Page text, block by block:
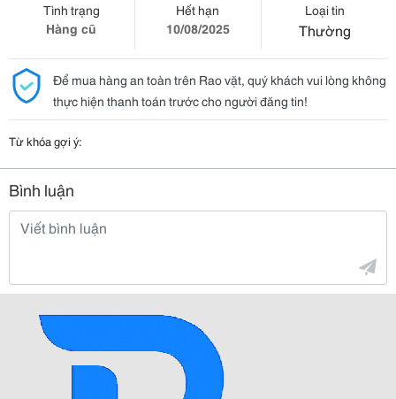
Tình trạng
Hàng cũ
Hết hạn
10/08/2025
Loại tin
Thường
Để mua hàng an toàn trên Rao vặt, quý khách vui lòng không
thực hiện thanh toán trước cho người đăng tin!
Từ khóa gợi ý:
Bình luận